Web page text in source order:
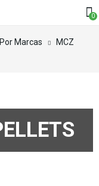
0
Marcas
MCZ